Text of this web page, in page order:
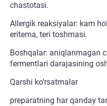
chastotasi.
Allergik reaksiyalar: kam
eritema, teri toshmasi.
Boshqalar: aniqlanmagan
fermentlari darajasining
Qarshi ko‘rsatmalar
preparatning har qanday